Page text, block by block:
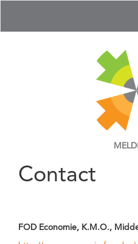
MELD
Contact
FOD Economie, K.M.O.,